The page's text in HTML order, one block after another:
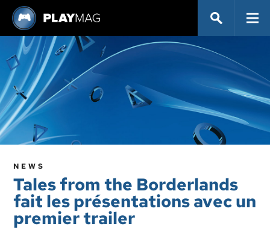
NEWS
Tales from the Borderlands
fait les présentations avec un
premier trailer